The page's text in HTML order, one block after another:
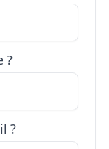
?
?